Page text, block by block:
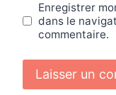
Enregistrer
dans le
commentaire.